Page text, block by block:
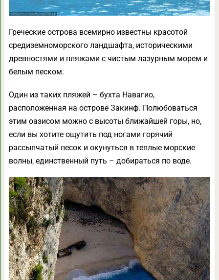
Греческие острова всемирно известны красотой
средиземноморского ландшафта, историческими
древностями и пляжами с чистым лазурным морем и
белым песком.
Один из таких пляжей – бухта Навагио,
расположенная на острове Закинф. Полюбоваться
этим оазисом можно с высоты ближайшей горы, но,
если вы хотите ощутить под ногами горячий
рассыпчатый песок и окунуться в теплые морские
волны, единственный путь – добираться по воде.